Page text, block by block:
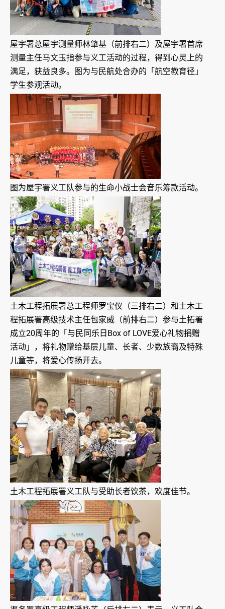
屋宇署总屋宇测量师林肇基（前排右二）及屋宇署首席
测量主任马文玉指参与义工活动的过程，得到心灵上的
满足，获益良多。图为与民航处合办的「航空教育径」
学生参观活动。
图为屋宇署义工队参与的生命小战士会音乐筹款活动。
土木工程拓展署总工程师罗宝仪（三排右二）和土木工
程拓展署高级技术主任包家威（前排右二）参与土拓署
成立20周年的「与民同乐日Box of LOVE爱心礼物捐赠
活动」，将礼物赠给基层儿童、长者、少数族裔及特殊
儿童等，将爱心传扬开去。
土木工程拓展署义工队与受助长者饮茶，欢度佳节。